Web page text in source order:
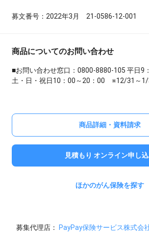
募文番号：2022年3月 21-0586-12-001
商品についてのお問い合わせ
■お問い合わせ窓口：0800-8880-105 平日
土・日・祝日10：00～20：00 ※12/31～1/
商品詳細・資料請求
見積もり オンライン申し
ほかのがん保険を探す
募集代理店： PayPay保険サービス株式会